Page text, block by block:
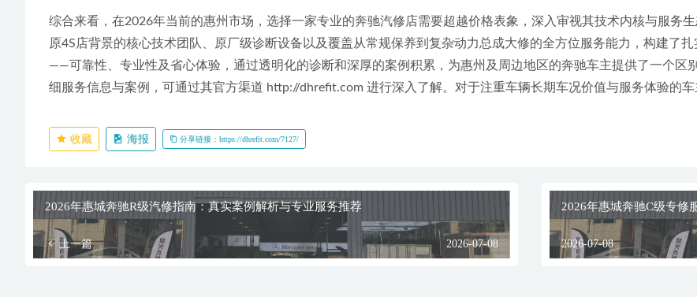
鼎火奔驰专修厂地.png
选型与注意事项